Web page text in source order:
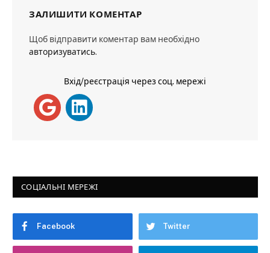
ЗАЛИШИТИ КОМЕНТАР
Щоб відправити коментар вам необхідно
авторизуватись.
Вхід/реєстрація через соц. мережі
СОЦІАЛЬНІ МЕРЕЖІ
Facebook Twitter